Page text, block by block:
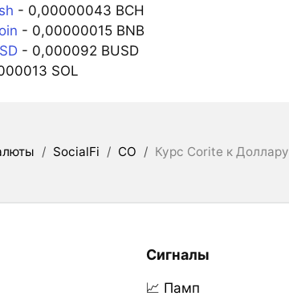
- 0,00000043 BCH
- 0,00000015 BNB
- 0,000092 BUSD
SOL
/ SocialFi / CO / Курс Corite к Доллару
Сигналы
📈 Памп